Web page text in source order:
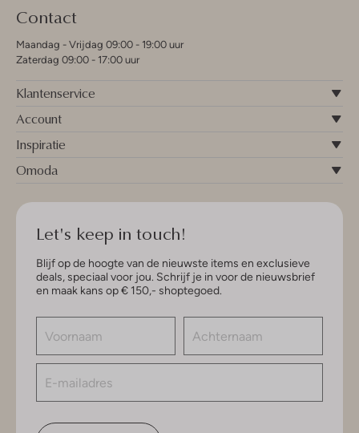
Contact
Maandag - Vrijdag 09:00 - 19:00 uur
Zaterdag 09:00 - 17:00 uur
Klantenservice
Account
Inspiratie
Omoda
Let's keep in touch!
Blijf op de hoogte van de nieuwste items en exclusieve
deals, speciaal voor jou. Schrijf je in voor de nieuwsbrief
en maak kans op € 150,- shoptegoed.